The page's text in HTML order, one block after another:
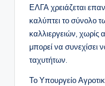
ΕΛΓΑ χρειάζεται
καλύπτει το σύνολο
καλλιεργειών, χωρίς
μπορεί να
ταχυτήτων.
Το Υπουργείο